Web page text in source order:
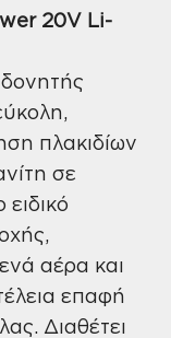
20V Li-
πλακιδίων
σε
αέρα και
επαφή
Διαθέτει